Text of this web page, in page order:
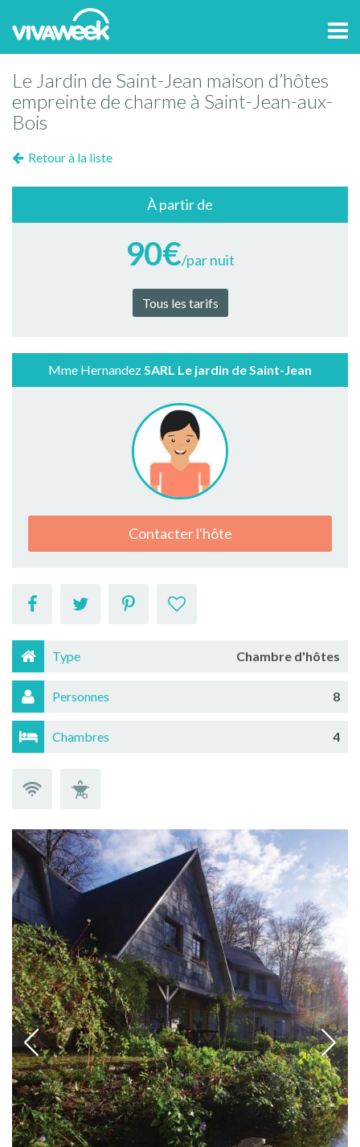
Le Jardin de Saint-Jean maison d’hôtes
empreinte de charme à Saint-Jean-aux-
Bois
Retour à la liste
À partir de
90€/par nuit
Tous les tarifs
Mme HernandezSARL Le jardin de Saint-Jean
Contacter l'hôte
Type Chambre d'hôtes
Personnes 8
Chambres 4